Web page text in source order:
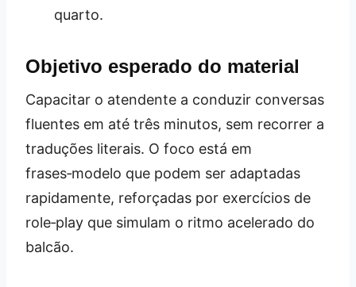
quarto.
Objetivo esperado do material
Capacitar o atendente a conduzir conversas
fluentes em até três minutos, sem recorrer a
traduções literais. O foco está em
frases‑modelo que podem ser adaptadas
rapidamente, reforçadas por exercícios de
role‑play que simulam o ritmo acelerado do
balcão.